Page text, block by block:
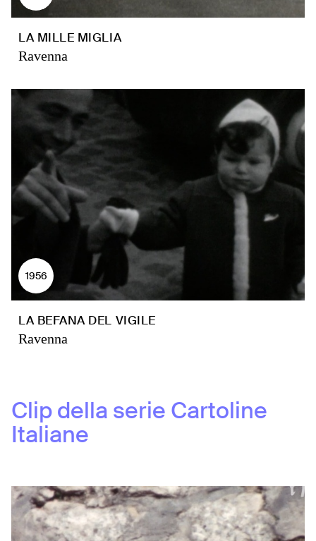
LA MILLE MIGLIA
Ravenna
1956
LA BEFANA DEL VIGILE
Ravenna
Clip della serie Cartoline
Italiane